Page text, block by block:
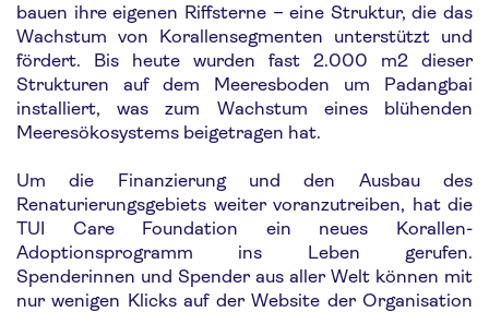
bauen ihre eigenen Riffsterne – eine Struktur, die das
Wachstum von Korallensegmenten unterstützt und
fördert. Bis heute wurden fast 2.000 m2 dieser
Strukturen auf dem Meeresboden um Padangbai
installiert, was zum Wachstum eines blühenden
Meeresökosystems beigetragen hat.
Um die Finanzierung und den Ausbau des
Renaturierungsgebiets weiter voranzutreiben, hat die
TUI Care Foundation ein neues Korallen-
Adoptionsprogramm ins Leben gerufen.
Spenderinnen und Spender aus aller Welt können mit
nur wenigen Klicks auf der Website der Organisation